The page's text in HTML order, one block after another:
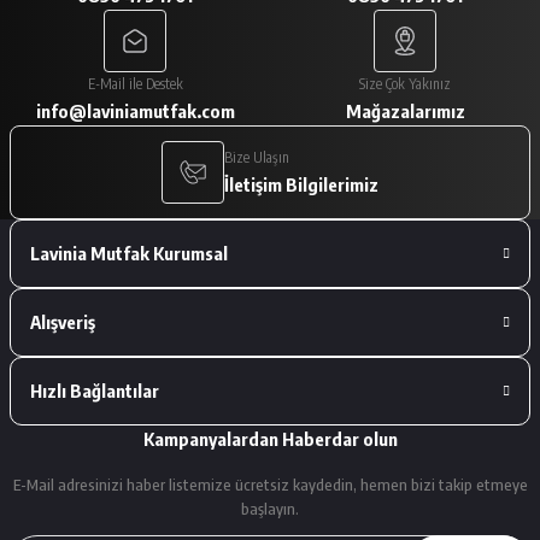
Paketleme çok iyiydi. Ürünler tam
istediğimiz gibiydi.
A... V... | 29/01/2026
Deneyimini Paylaş
E-Mail ile Destek
info@laviniamutfak.com
Size Çok Yakınız
Mağazalarımız
Bize Ulaşın
İletişim Bilgilerimiz
Lavinia Mutfak Kurumsal
Alışveriş
Hızlı Bağlantılar
Kampanyalardan Haberdar olun
E-Mail adresinizi haber listemize ücretsiz kaydedin, hemen bizi takip etmeye
başlayın.